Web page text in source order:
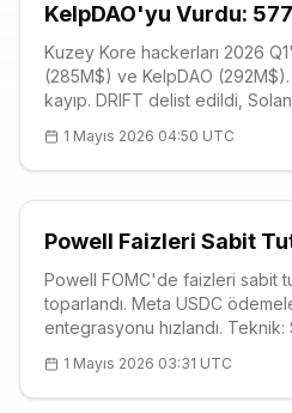
KelpDAO'yu Vurdu:
Kuzey Kore hackerları 2026
(285M$) ve KelpDAO
kayıp. DRIFT delist edildi,
şart.
1 Mayıs 2026 04:50 UTC
Powell Faizleri Sabit
Powell FOMC'de faizleri sabit
toparlandı. Meta USDC
entegrasyonu hızlandı.
büyümesini doğruladı.
1 Mayıs 2026 03:31 UTC